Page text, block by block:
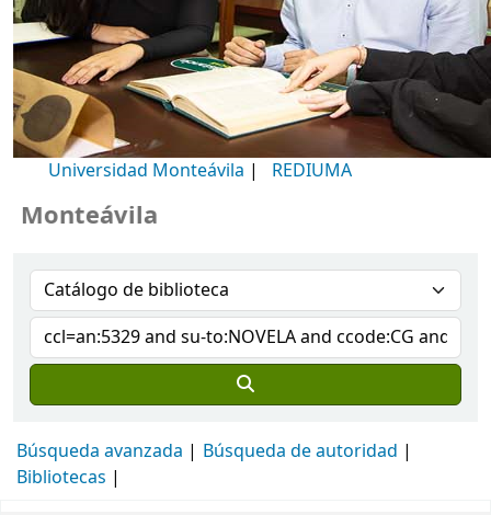
Universidad Monteávila | REDIUMA
Búsqueda avanzada
Búsqueda de autoridad
Bibliotecas